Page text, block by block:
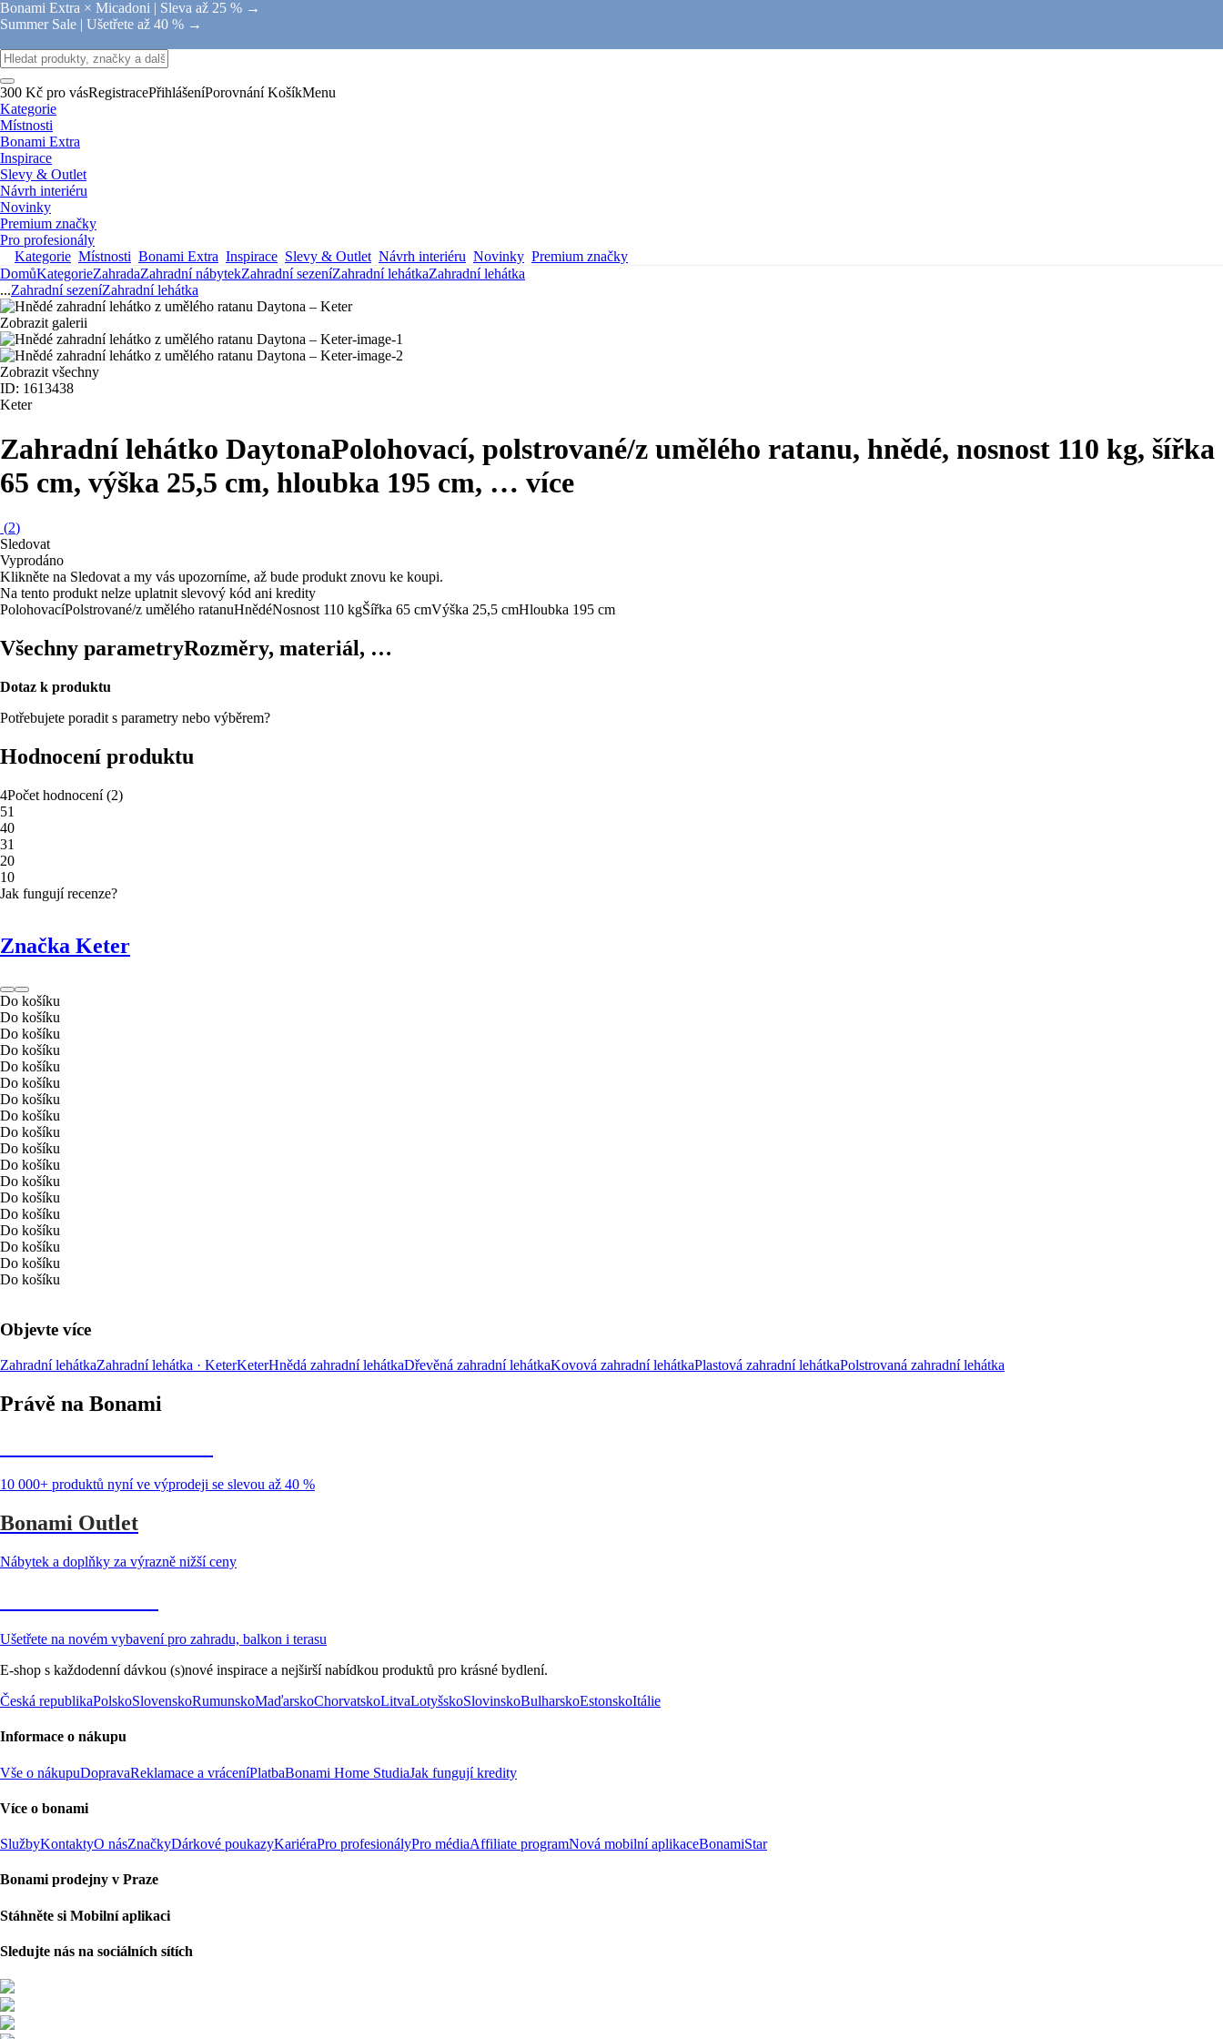
Bonami Extra × Micadoni | Sleva až 25 % →
Summer Sale | Ušetřete až 40 % →
300 Kč pro vásRegistracePřihlášeníPorovnání KošíkMenu
Kategorie
Místnosti
Bonami Extra
Inspirace
Slevy & Outlet
Návrh interiéru
Novinky
Premium značky
Pro profesionály
Kategorie Místnosti Bonami Extra Inspirace Slevy & Outlet Návrh interiéru Novinky Premium značky
DomůKategorieZahradaZahradní nábytekZahradní sezeníZahradní lehátkaZahradní lehátka
...Zahradní sezeníZahradní lehátka
Zobrazit galerii
Zobrazit všechny
ID: 1613438
Keter
Zahradní lehátko DaytonaPolohovací, polstrované/z umělého ratanu, hnědé, nosnost 110 kg, šířka
65 cm, výška 25,5 cm, hloubka 195 cm, … více
(2)
Sledovat
Vyprodáno
Klikněte na Sledovat a my vás upozorníme, až bude produkt znovu ke koupi.
Na tento produkt nelze uplatnit slevový kód ani kredity
PolohovacíPolstrované/z umělého ratanuHnědéNosnost 110 kgŠířka 65 cmVýška 25,5 cmHloubka 195 cm
Všechny parametryRozměry, materiál, …
Dotaz k produktu
Potřebujete poradit s parametry nebo výběrem?
Hodnocení produktu
4Počet hodnocení(2)
51
40
31
20
10
Jak fungují recenze?
Značka Keter
Do košíku
Do košíku
Do košíku
Do košíku
Do košíku
Do košíku
Do košíku
Do košíku
Do košíku
Do košíku
Do košíku
Do košíku
Do košíku
Do košíku
Do košíku
Do košíku
Do košíku
Do košíku
Objevte více
Zahradní lehátkaZahradní lehátka · KeterKeterHnědá zahradní lehátkaDřevěná zahradní lehátkaKovová zahradní lehátkaPlastová zahradní lehátkaPolstrovaná zahradní lehátka
Právě na Bonami
10 000+ produktů nyní ve výprodeji se slevou až 40 %
Bonami Outlet
Nábytek a doplňky za výrazně nižší ceny
Ušetřete na novém vybavení pro zahradu, balkon i terasu
E-shop s každodenní dávkou (s)nové inspirace a nejširší nabídkou produktů pro krásné bydlení.
Česká republikaPolskoSlovenskoRumunskoMaďarskoChorvatskoLitvaLotyšskoSlovinskoBulharskoEstonskoItálie
Informace o nákupu
Vše o nákupuDopravaReklamace a vráceníPlatbaBonami Home StudiaJak fungují kredity
Více o bonami
SlužbyKontaktyO násZnačkyDárkové poukazyKariéraPro profesionályPro médiaAffiliate programNová mobilní aplikaceBonamiStar
Bonami prodejny v Praze
Stáhněte si Mobilní aplikaci
Sledujte nás na sociálních sítích